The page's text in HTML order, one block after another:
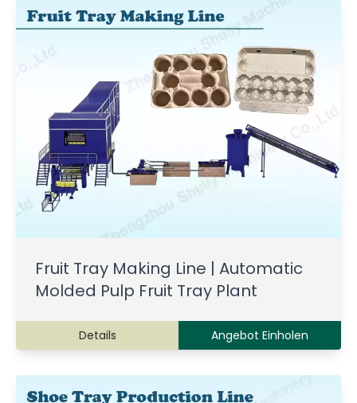
Fruit Tray Making Line | Automatic
Molded Pulp Fruit Tray Plant
Details Angebot Einholen